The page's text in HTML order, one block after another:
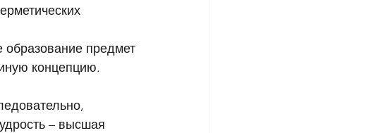
предмет
концепцию.
– высшая